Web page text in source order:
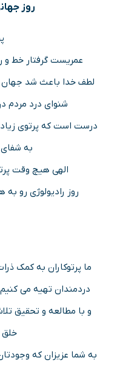
روز جهانی
عمریست گرفتار خط و
لطف خدا باعث شد جهان
شنوای درد مردم
درست است که پرتوی
به
الهی هیچ وقت
روز رادیولوژی رو
ما پرتوکاران به کمک
دردمندان تهیه می
و با مطالعه و تحقیق
خلق
به شما عزیزان که